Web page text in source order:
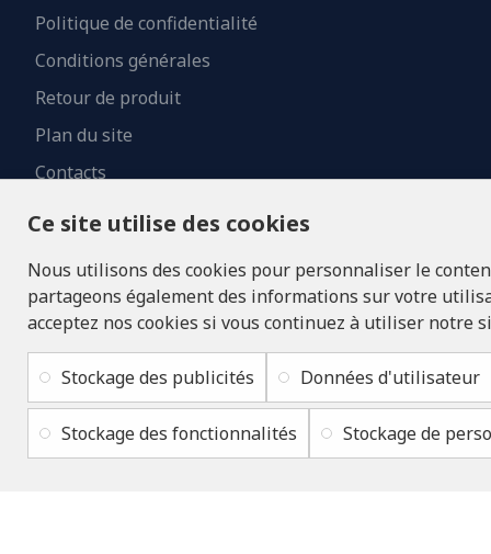
Politique de confidentialité
Conditions générales
Retour de produit
Plan du site
Contacts
Copyright © 2019 - 2026, lukons.com, Tous droits réservés
Ce site utilise des cookies
Nous utilisons des cookies pour personnaliser le
partageons également des informations sur votre
acceptez nos cookies si vous continuez à utiliser notre
Stockage des publicités Données d'utilisateur
Stockage des fonctionnalités Stockage de